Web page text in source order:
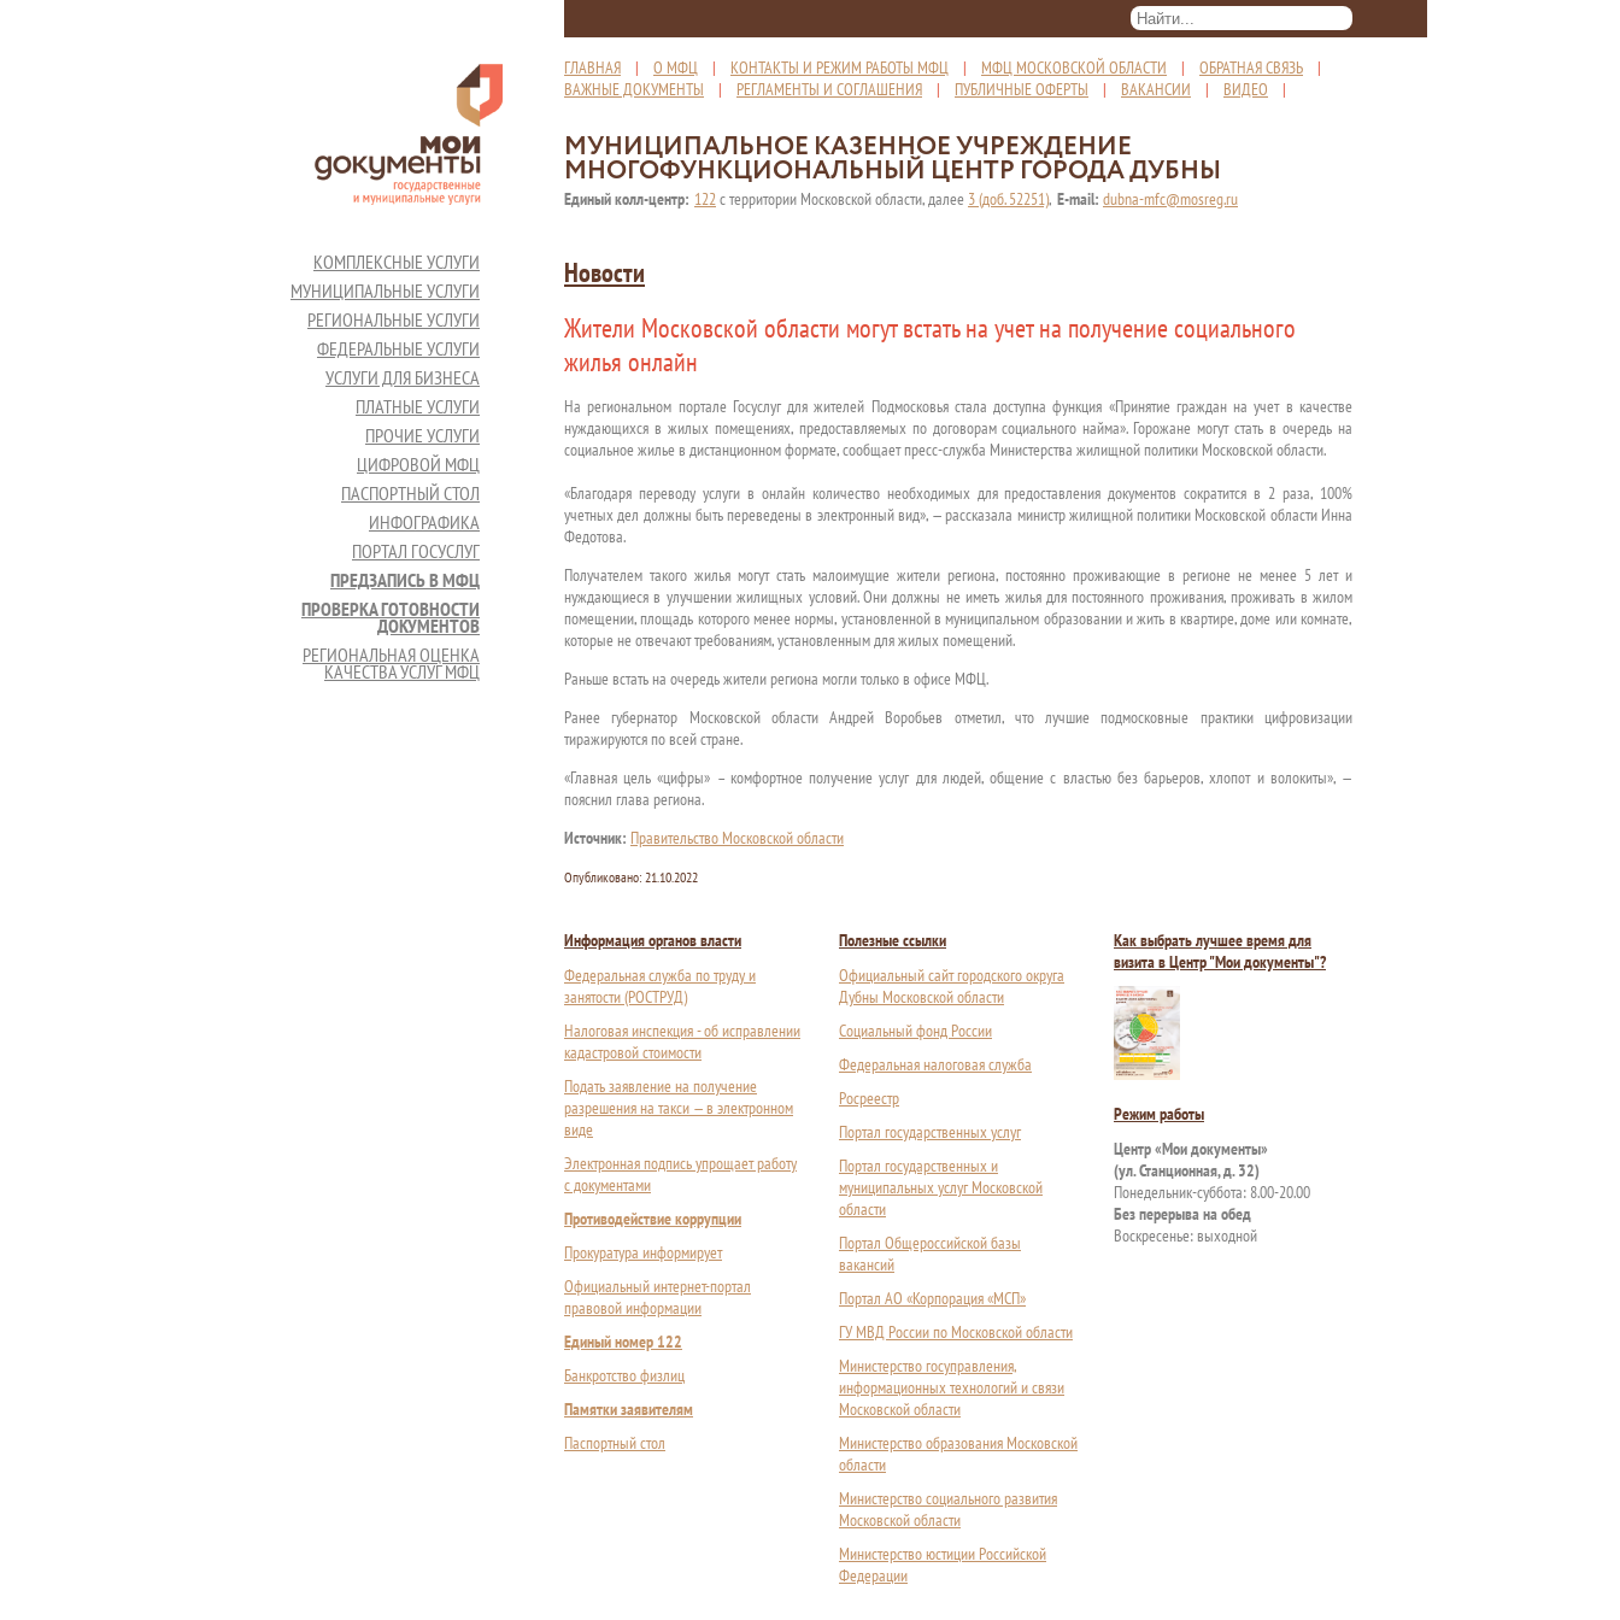
ГЛАВНАЯ | О МФЦ | КОНТАКТЫ И РЕЖИМ РАБОТЫ МФЦ | МФЦ МОСКОВСКОЙ ОБЛАСТИ | ОБРАТНАЯ СВЯЗЬ |
ВАЖНЫЕ ДОКУМЕНТЫ | РЕГЛАМЕНТЫ И СОГЛАШЕНИЯ | ПУБЛИЧНЫЕ ОФЕРТЫ | ВАКАНСИИ | ВИДЕО |
МУНИЦИПАЛЬНОЕ КАЗЕННОЕ УЧРЕЖДЕНИЕ
МНОГОФУНКЦИОНАЛЬНЫЙ ЦЕНТР ГОРОДА ДУБНЫ
Единый колл-центр: 122с территории Московской области, далее 3 (доб. 52251), E-mail: dubna-mfc@mosreg.ru
КОМПЛЕКСНЫЕ УСЛУГИ
МУНИЦИПАЛЬНЫЕ УСЛУГИ
РЕГИОНАЛЬНЫЕ УСЛУГИ
ФЕДЕРАЛЬНЫЕ УСЛУГИ
УСЛУГИ ДЛЯ БИЗНЕСА
ПЛАТНЫЕ УСЛУГИ
ПРОЧИЕ УСЛУГИ
ЦИФРОВОЙ МФЦ
ПАСПОРТНЫЙ СТОЛ
ИНФОГРАФИКА
ПОРТАЛ ГОСУСЛУГ
ПРЕДЗАПИСЬ В МФЦ
ПРОВЕРКА ГОТОВНОСТИ
ДОКУМЕНТОВ
РЕГИОНАЛЬНАЯ ОЦЕНКА
КАЧЕСТВА УСЛУГ МФЦ
Новости
Жители Московской области могут встать на учет на получение социального
жилья онлайн
На региональном портале Госуслуг для жителей Подмосковья стала доступна функция «Принятие граждан на учет в качестве
нуждающихся в жилых помещениях, предоставляемых по договорам социального найма». Горожане могут стать в очередь на
социальное жилье в дистанционном формате, сообщает пресс-служба Министерства жилищной политики Московской области.
«Благодаря переводу услуги в онлайн количество необходимых для предоставления документов сократится в 2 раза, 100%
учетных дел должны быть переведены в электронный вид», — рассказала министр жилищной политики Московской области Инна
Федотова.
Получателем такого жилья могут стать малоимущие жители региона, постоянно проживающие в регионе не менее 5 лет и
нуждающиеся в улучшении жилищных условий. Они должны не иметь жилья для постоянного проживания, проживать в жилом
помещении, площадь которого менее нормы, установленной в муниципальном образовании и жить в квартире, доме или комнате,
которые не отвечают требованиям, установленным для жилых помещений.
Раньше встать на очередь жители региона могли только в офисе МФЦ.
Ранее губернатор Московской области Андрей Воробьев отметил, что лучшие подмосковные практики цифровизации
тиражируются по всей стране.
«Главная цель «цифры» – комфортное получение услуг для людей, общение с властью без барьеров, хлопот и волокиты», —
пояснил глава региона.
Источник: Правительство Московской области
Опубликовано: 21.10.2022
Информация органов власти
Федеральная служба по труду и
занятости (РОСТРУД)
Налоговая инспекция - об исправлении
кадастровой стоимости
Подать заявление на получение
разрешения на такси — в электронном
виде
Электронная подпись упрощает работу
с документами
Противодействие коррупции
Прокуратура информирует
Официальный интернет-портал
правовой информации
Единый номер 122
Банкротство физлиц
Памятки заявителям
Паспортный стол
Полезные ссылки
Официальный сайт городского округа
Дубны Московской области
Социальный фонд России
Федеральная налоговая служба
Росреестр
Портал государственных услуг
Портал государственных и
муниципальных услуг Московской
области
Портал Общероссийской базы
вакансий
Портал АО «Корпорация «МСП»
ГУ МВД России по Московской области
Министерство госуправления,
информационных технологий и связи
Московской области
Министерство образования Московской
области
Министерство социального развития
Московской области
Министерство юстиции Российской
Федерации
Как выбрать лучшее время для
визита в Центр "Мои документы"?
Режим работы
Центр «Мои документы»
(ул. Станционная, д. 32)
Понедельник-суббота: 8.00-20.00
Без перерыва на обед
Воскресенье: выходной